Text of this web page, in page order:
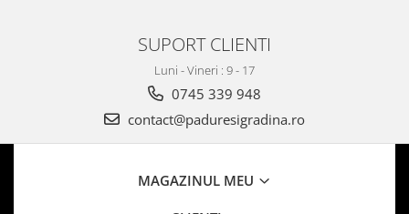
SUPORT CLIENTI
Luni - Vineri : 9 - 17
0745 339 948
contact@paduresigradina.ro
MAGAZINUL MEU